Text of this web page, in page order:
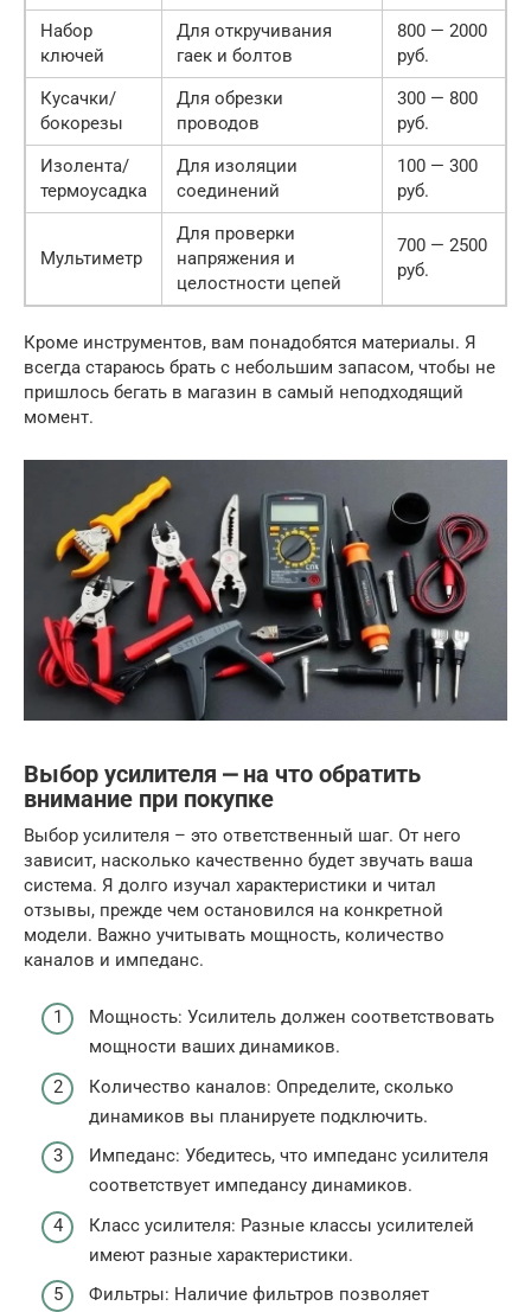
Набор
ключей
Для откручивания
гаек и болтов
800 — 2000
руб.
Кусачки/
бокорезы
Для обрезки
проводов
300 — 800
руб.
Изолента/
термоусадка
Для изоляции
соединений
100 — 300
руб.
Мультиметр
Для проверки
напряжения и
целостности цепей
700 — 2500
руб.
Кроме инструментов, вам понадобятся материалы. Я
всегда стараюсь брать с небольшим запасом, чтобы не
пришлось бегать в магазин в самый неподходящий
момент.
Выбор усилителя ⎼ на что обратить
внимание при покупке
Выбор усилителя – это ответственный шаг. От него
зависит, насколько качественно будет звучать ваша
система. Я долго изучал характеристики и читал
отзывы, прежде чем остановился на конкретной
модели. Важно учитывать мощность, количество
каналов и импеданс.
Мощность: Усилитель должен соответствовать
мощности ваших динамиков.
Количество каналов: Определите, сколько
динамиков вы планируете подключить.
Импеданс: Убедитесь, что импеданс усилителя
соответствует импедансу динамиков.
Класс усилителя: Разные классы усилителей
имеют разные характеристики.
Фильтры: Наличие фильтров позволяет